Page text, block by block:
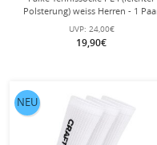
Polsterung) weiss Herren - 1
UVP: 24,00€
19,90€
NEU